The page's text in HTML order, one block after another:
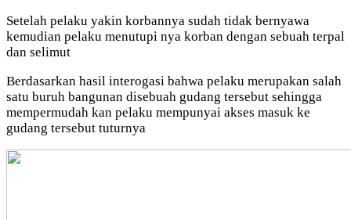
Setelah pelaku yakin korbannya sudah tidak bernyawa
kemudian pelaku menutupi nya korban dengan sebuah terpal
dan selimut
Berdasarkan hasil interogasi bahwa pelaku merupakan salah
satu buruh bangunan disebuah gudang tersebut sehingga
mempermudah kan pelaku mempunyai akses masuk ke
gudang tersebut tuturnya